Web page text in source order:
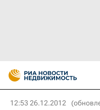
12:53 26.12.2012